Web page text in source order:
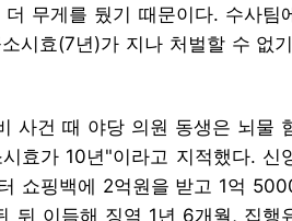
쇼핑백에 2억원을 받고 1억
뒤 이듬해 징역 1년 6개월, 집행
는 각종 의혹의 진위 여부에 대
”라고 말했다.